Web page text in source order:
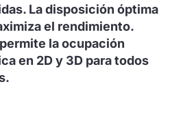
La disposición óptima
el rendimiento.
la ocupación
en 2D y 3D para todos